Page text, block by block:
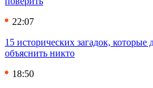
22:07
15 исторических загадок, которые
объяснить никто
18:50